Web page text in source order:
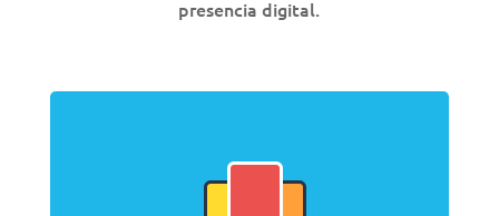
presencia digital.